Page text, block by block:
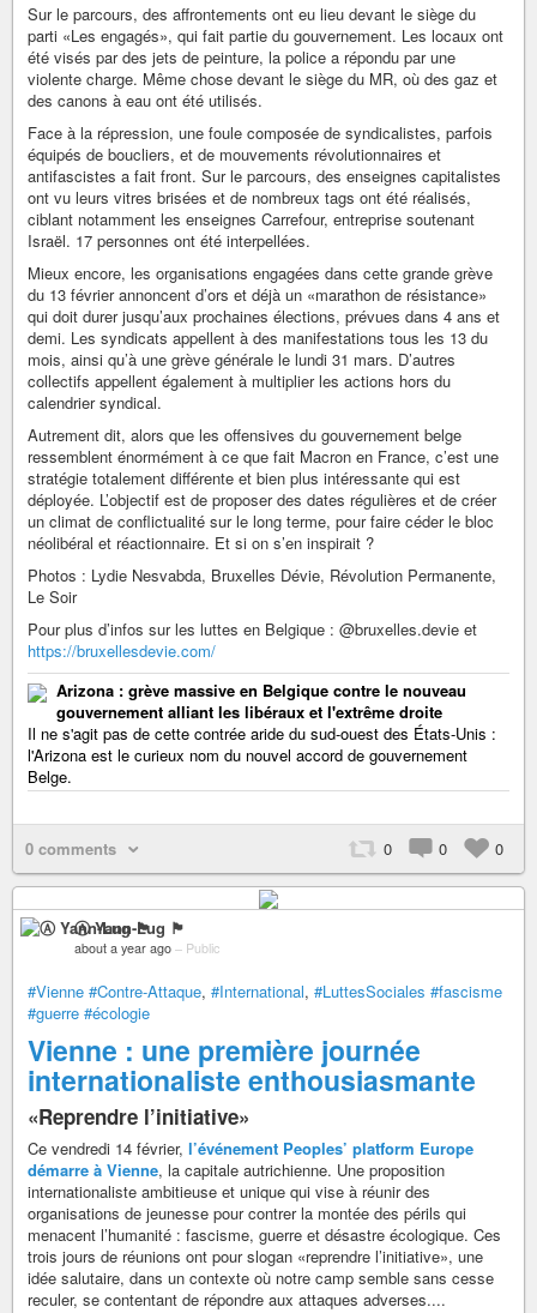
Sur le parcours, des affrontements ont eu lieu devant le siège du
parti «Les engagés», qui fait partie du gouvernement. Les locaux ont
été visés par des jets de peinture, la police a répondu par une
violente charge. Même chose devant le siège du MR, où des gaz et
des canons à eau ont été utilisés.
Face à la répression, une foule composée de syndicalistes, parfois
équipés de boucliers, et de mouvements révolutionnaires et
antifascistes a fait front. Sur le parcours, des enseignes capitalistes
ont vu leurs vitres brisées et de nombreux tags ont été réalisés,
ciblant notamment les enseignes Carrefour, entreprise soutenant
Israël. 17 personnes ont été interpellées.
Mieux encore, les organisations engagées dans cette grande grève
du 13 février annoncent d’ors et déjà un «marathon de résistance»
qui doit durer jusqu’aux prochaines élections, prévues dans 4 ans et
demi. Les syndicats appellent à des manifestations tous les 13 du
mois, ainsi qu’à une grève générale le lundi 31 mars. D’autres
collectifs appellent également à multiplier les actions hors du
calendrier syndical.
Autrement dit, alors que les offensives du gouvernement belge
ressemblent énormément à ce que fait Macron en France, c’est une
stratégie totalement différente et bien plus intéressante qui est
déployée. L’objectif est de proposer des dates régulières et de créer
un climat de conflictualité sur le long terme, pour faire céder le bloc
néolibéral et réactionnaire. Et si on s’en inspirait ?
Photos : Lydie Nesvabda, Bruxelles Dévie, Révolution Permanente,
Le Soir
Pour plus d’infos sur les luttes en Belgique : @bruxelles.devie et
https://bruxellesdevie.com/
Arizona : grève massive en Belgique contre le nouveau
gouvernement alliant les libéraux et l'extrême droite
Il ne s'agit pas de cette contrée aride du sud-ouest des États-Unis :
l'Arizona est le curieux nom du nouvel accord de gouvernement
Belge.
0 comments 0 0 0
Ⓐ Yann-Lug 🏴
about a year ago – Public
#Vienne #Contre-Attaque, #International, #LuttesSociales #fascisme
#guerre #écologie
Vienne : une première journée
internationaliste enthousiasmante
«Reprendre l’initiative»
Ce vendredi 14 février, l’événement Peoples’ platform Europe
démarre à Vienne, la capitale autrichienne. Une proposition
internationaliste ambitieuse et unique qui vise à réunir des
organisations de jeunesse pour contrer la montée des périls qui
menacent l’humanité : fascisme, guerre et désastre écologique. Ces
trois jours de réunions ont pour slogan «reprendre l’initiative», une
idée salutaire, dans un contexte où notre camp semble sans cesse
reculer, se contentant de répondre aux attaques adverses....